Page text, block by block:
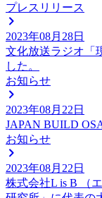
プレスリリース
2023年08月28日
文化放送ラジオ「
した。
お知らせ
2023年08月22日
JAPAN BUILD
お知らせ
2023年08月22日
株式会社L is B （